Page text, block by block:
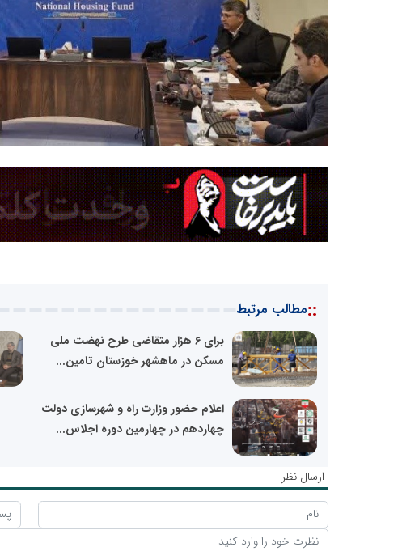
::مطالب مرتبط
برای ۶ هزار متقاضی طرح نهضت ملی
مسکن در ماهشهر خوزستان تامین...
اعلام حضور وزارت راه و شهرسازی دولت
چهاردهم در چهارمین دوره اجلاس...
ارسال نظر